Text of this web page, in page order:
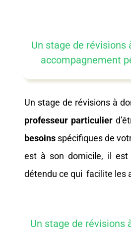
Un stage de révisions à
professeur particulier
besoins spécifiques de
est à son domicile, il est
détendu ce qui facilite les
Un stage de révisions
accompagnement
Un stage de révisions